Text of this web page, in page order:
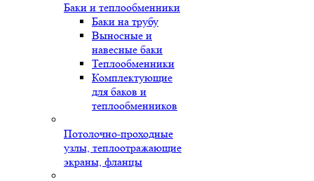
Баки и теплообменники
Баки на трубу
Выносные и
навесные баки
Теплообменники
Комплектующие
для баков и
теплообменников
Потолочно-проходные
узлы, теплоотражающие
экраны, фланцы